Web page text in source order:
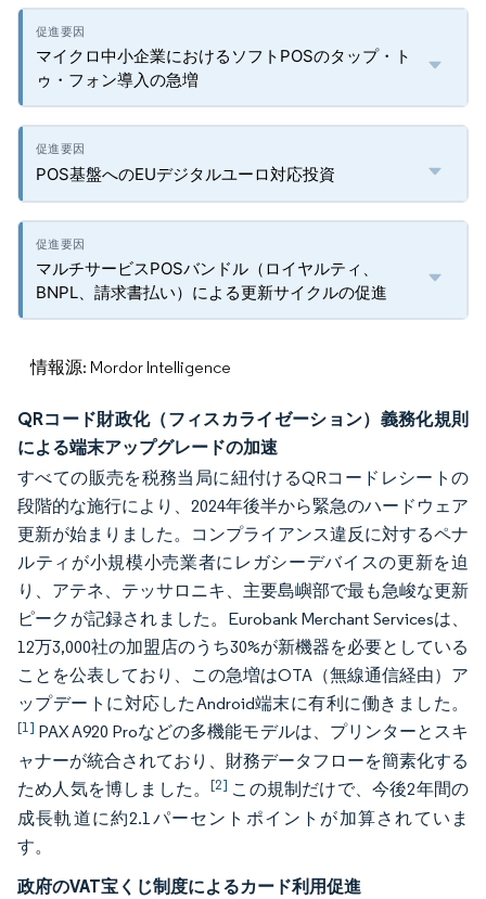
マイクロ中小企業におけるソフトPOSのタップ・ト
ゥ・フォン導入の急増
POS基盤へのEUデジタルユーロ対応投資
マルチサービスPOSバンドル（ロイヤルティ、
BNPL、請求書払い）による更新サイクルの促進
情報源: Mordor Intelligence
QRコード財政化（フィスカライゼーション）義務化規則
による端末アップグレードの加速
すべての販売を税務当局に紐付けるQRコードレシートの
段階的な施行により、2024年後半から緊急のハードウェア
更新が始まりました。コンプライアンス違反に対するペナ
ルティが小規模小売業者にレガシーデバイスの更新を迫
り、アテネ、テッサロニキ、主要島嶼部で最も急峻な更新
ピークが記録されました。Eurobank Merchant Servicesは、
12万3,000社の加盟店のうち30%が新機器を必要としている
ことを公表しており、この急増はOTA（無線通信経由）ア
ップデートに対応したAndroid端末に有利に働きました。
[1] PAX A920 Proなどの多機能モデルは、プリンターとスキ
ャナーが統合されており、財務データフローを簡素化する
ため人気を博しました。[2] この規制だけで、今後2年間の
成長軌道に約2.1パーセントポイントが加算されていま
す。
政府のVAT宝くじ制度によるカード利用促進